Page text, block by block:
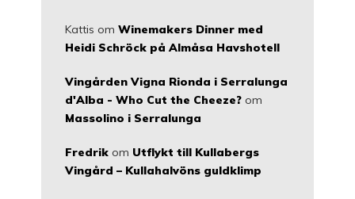
Kattis om Winemakers Dinner med
Heidi Schröck på Almåsa Havshotell
Vingården Vigna Rionda i Serralunga
d'Alba - Who Cut the Cheeze? om
Massolino i Serralunga
Fredrik om Utflykt till Kullabergs
Vingård – Kullahalvöns guldklimp